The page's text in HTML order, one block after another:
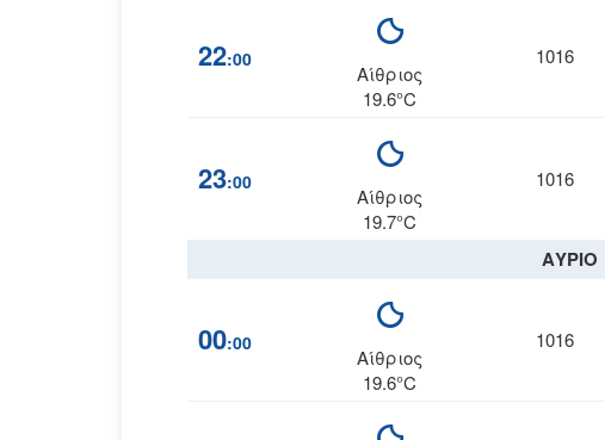
22:00
Αίθριος
19.6°C
1016
23:00
Αίθριος
19.7°C
1016
ΑΥΡΙΟ
00:00
Αίθριος
19.6°C
1016